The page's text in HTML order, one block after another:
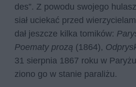
des”. Z po­wo­du swo­je­go
siał ucie­kać przed
dał jesz­cze kil­ka to­mi­ków:
Poematy prozą (1864),
31 sierp­nia 1867 roku w
zio­no go w sta­nie pa­ra­li­żu.